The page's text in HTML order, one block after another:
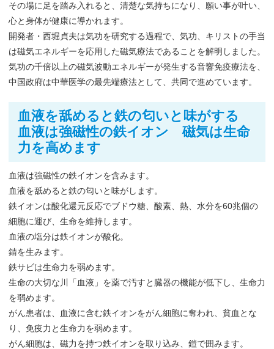
その場に足を踏み入れると、清楚な気持ちになり、願い事が叶い、
心と身体が健康に導かれます。
開発者・西堀貞夫は気功を研究する過程で、気功、キリストの手当
は磁気エネルギーを応用した磁気療法であることを解明しました。
気功の千倍以上の磁気波動エネルギーが発生する音響免疫療法を、
中国政府は中華医学の最先端療法として、共同で進めています。
血液を舐めると鉄の匂いと味がする
血液は強磁性の鉄イオン 磁気は生命
力を高めます
血液は強磁性の鉄イオンを含みます。
血液を舐めると鉄の匂いと味がします。
鉄イオンは酸化還元反応でブドウ糖、酸素、熱、水分を60兆個の
細胞に運び、生命を維持します。
血液の塩分は鉄イオンが酸化。
錆を生みます。
鉄サビは生命力を弱めます。
生命の大切な川「血液」を薬で汚すと臓器の機能が低下し、生命力
を弱めます。
がん患者は、血液に含む鉄イオンをがん細胞に奪われ、貧血とな
り、免疫力と生命力を弱めます。
がん細胞は、磁力を持つ鉄イオンを取り込み、鎧で囲みます。